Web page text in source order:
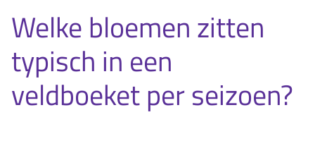
Welke bloemen zitten
typisch in een
veldboeket per seizoen?